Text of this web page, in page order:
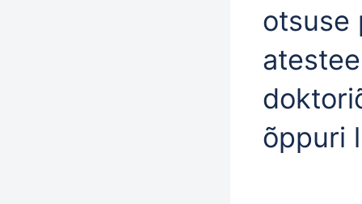
otsuse
õppuri